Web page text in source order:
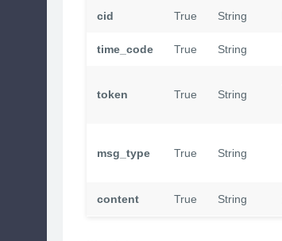
cid True String
time_code True String
token True String
msg_type True String
content True String